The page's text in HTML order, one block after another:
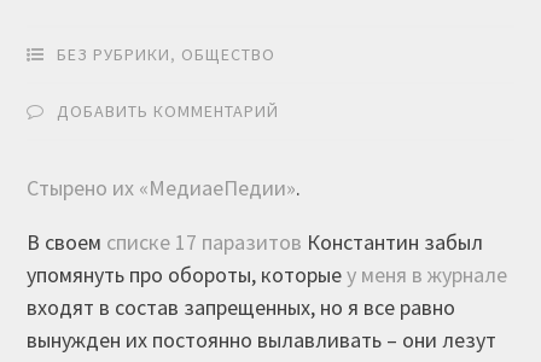
БЕЗ РУБРИКИ, ОБЩЕСТВО
ДОБАВИТЬ КОММЕНТАРИЙ
Стырено их «МедиаеПедии».
В своем списке 17 паразитов Константин забыл
упомянуть про обороты, которыеу меня в журнале
входят в состав запрещенных, но я все равно
вынужден их постоянно вылавливать – они лезут